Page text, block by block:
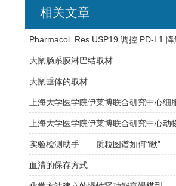
相关文章
大鼠肠系膜淋巴结取材
大鼠垂体的取材
实验检测助手——质粒图谱如何“瞅”
血清的保存方式